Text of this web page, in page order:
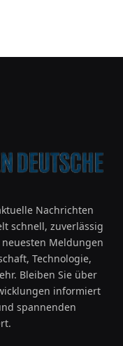
Nachrichten
schnell, zuverlässig
Meldungen
Technologie,
Bleiben Sie über
informiert
spannenden